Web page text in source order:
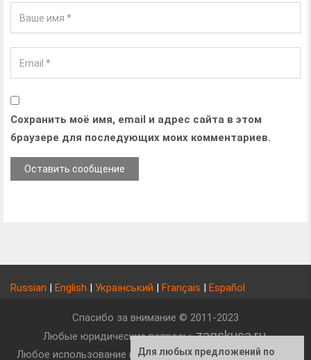
Сохранить моё имя, email и адрес сайта в этом
браузере для последующих моих комментариев.
Russian | English | Український | Français | Español
Спасибо за внимание © 2011-2023
Любые юридические вопросы:zagskusa.ru.
Любое использование материаллов сайта, без активной
Для любых предложений по